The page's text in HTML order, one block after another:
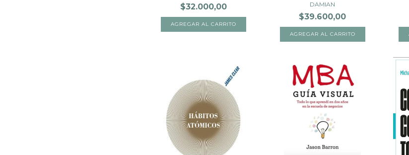
$32.000,00
DAMIAN
$39.600,00